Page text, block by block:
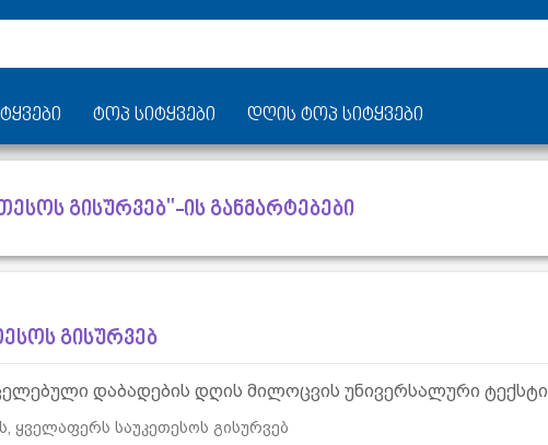
ტოპ სიტყვები დღის ტოპ სიტყვები
გისურვებ"-ის განმარტებები
გისურვებ
დაბადების დღის მილოცვის უნივერსალური ტექსტი
ყველაფერს საუკეთესოს გისურვებ